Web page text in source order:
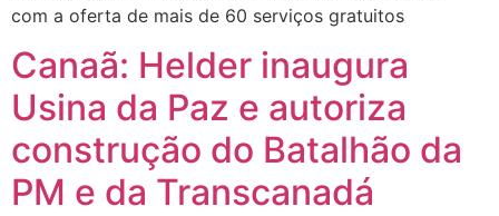
com a oferta de mais de 60 serviços gratuitos
Canaã: Helder inaugura
Usina da Paz e autoriza
construção do Batalhão da
PM e da Transcanadá